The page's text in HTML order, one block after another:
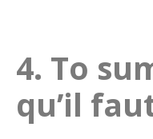
4. To
qu’il